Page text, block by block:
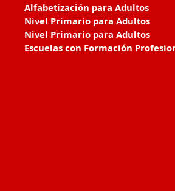
Alfabetización para Adultos
Nivel Primario para Adultos
Nivel Primario para Adultos
Escuelas con Formación